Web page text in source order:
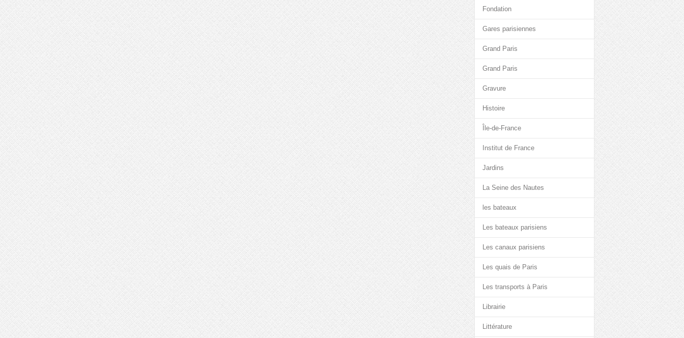
Fondation
Gares parisiennes
Grand Paris
Grand Paris
Gravure
Histoire
Île-de-France
Institut de France
Jardins
La Seine des Nautes
les bateaux
Les bateaux parisiens
Les canaux parisiens
Les quais de Paris
Les transports à Paris
Librairie
Littérature